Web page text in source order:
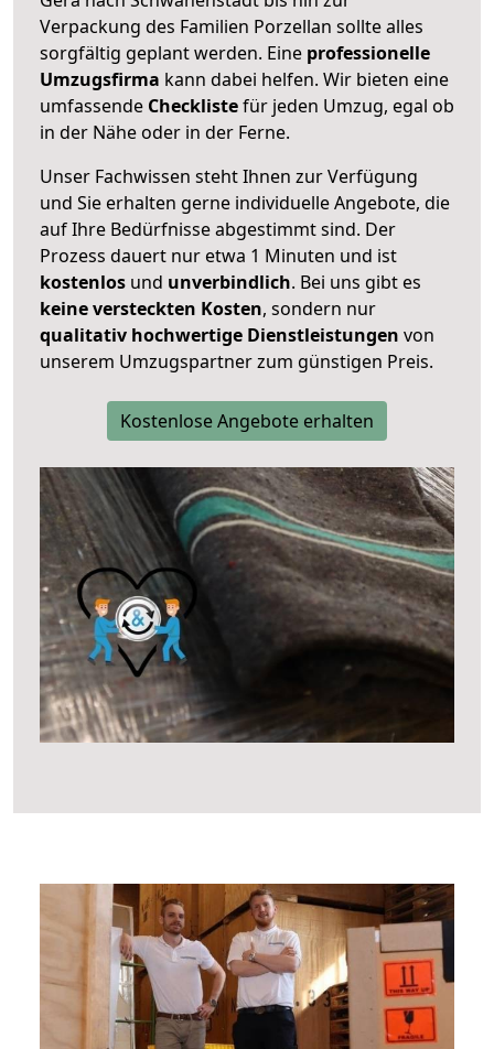
Verpackung des Familien Porzellan sollte alles
sorgfältig geplant werden. Eine professionelle
Umzugsfirma kann dabei helfen. Wir bieten eine
umfassende Checklistefür jeden Umzug, egal ob
in der Nähe oder in der Ferne.
Unser Fachwissen steht Ihnen zur Verfügung
und Sie erhalten gerne individuelle Angebote, die
auf Ihre Bedürfnisse abgestimmt sind. Der
Prozess dauert nur etwa 1 Minuten und ist
kostenlos und unverbindlich. Bei uns gibt es
keine versteckten Kosten, sondern nur
qualitativ hochwertige Dienstleistungen von
unserem Umzugspartner zum günstigen Preis.
Kostenlose Angebote erhalten